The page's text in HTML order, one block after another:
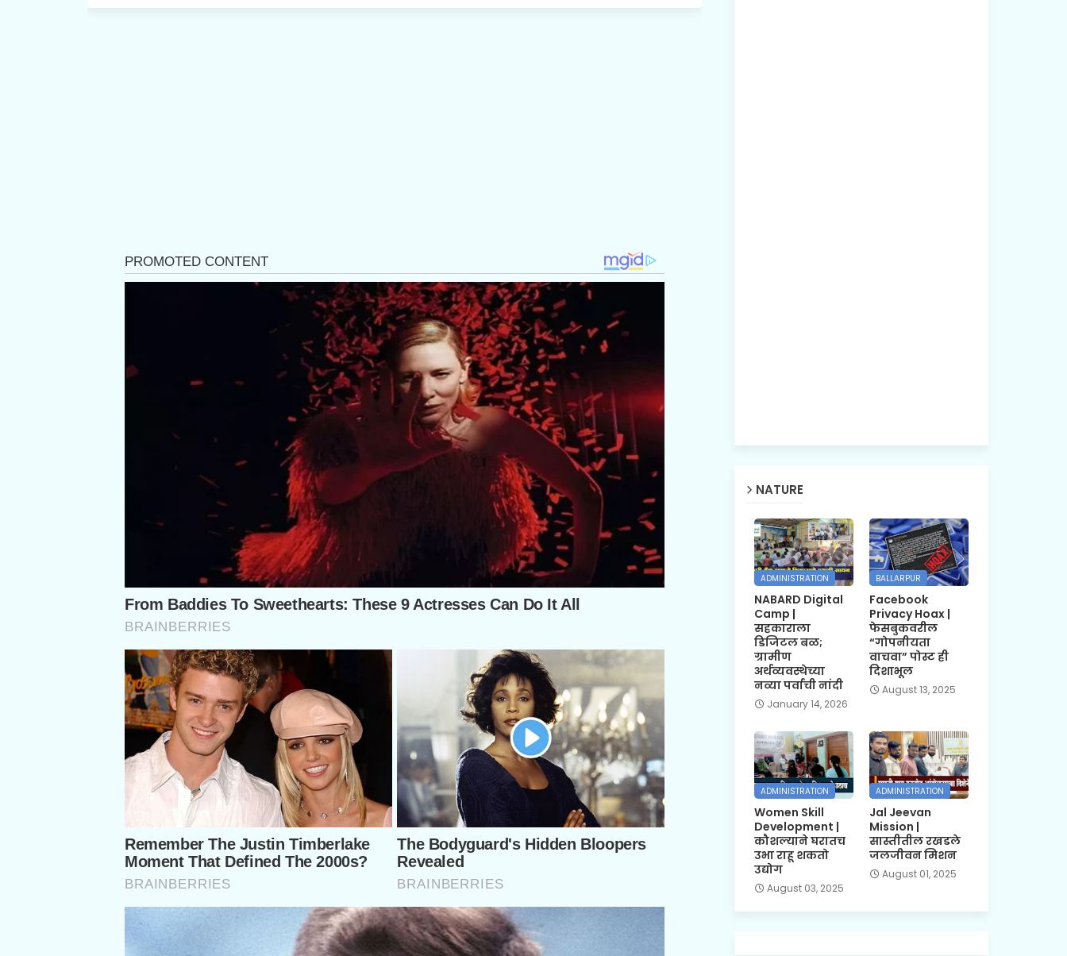
NATURE
ADMINISTRATION
NABARD Digital
Camp |
सहकाराला
डिजिटल बळ;
ग्रामीण
अर्थव्यवस्थेच्या
नव्या पर्वाची नांदी
January 14, 2026
BALLARPUR
Facebook
Privacy Hoax |
फेसबुकवरील
“गोपनीयता
वाचवा” पोस्ट ही
दिशाभूल
August 13, 2025
ADMINISTRATION
Women Skill
Development |
कौशल्याने घरातच
उभा राहू शकतो
उद्योग
August 03, 2025
ADMINISTRATION
Jal Jeevan
Mission |
सास्तीतील रखडले
जलजीवन मिशन
August 01, 2025